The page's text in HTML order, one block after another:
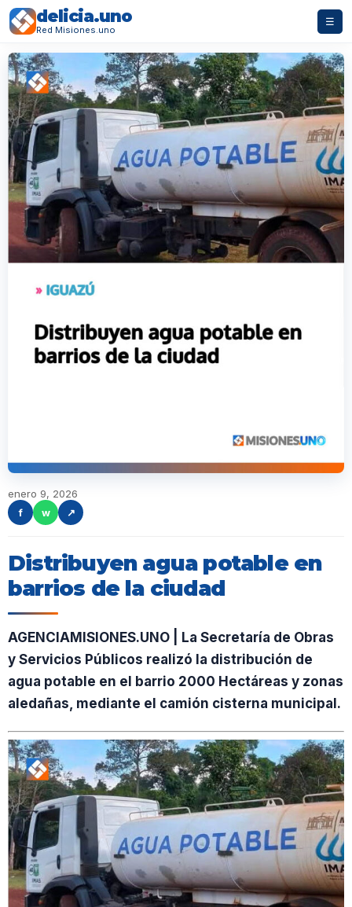
delicia.uno
Red Misiones.uno
☰
enero 9, 2026
f
w ↗
Distribuyen agua potable en
barrios de la ciudad
AGENCIAMISIONES.UNO | La Secretaría de Obras
y Servicios Públicos realizó la distribución de
agua potable en el barrio 2000 Hectáreas y zonas
aledañas, mediante el camión cisterna municipal.